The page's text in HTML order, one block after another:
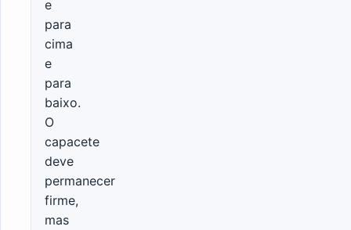
e
para
cima
e
para
baixo.
O
capacete
deve
permanecer
firme,
mas